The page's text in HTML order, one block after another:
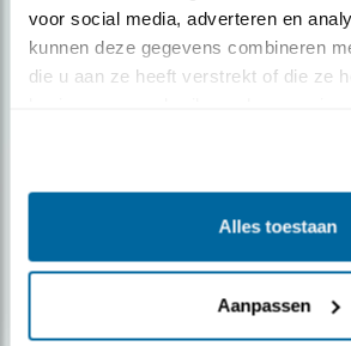
voor social media, adverteren en
kunnen deze gegevens combineren
die u aan ze heeft verstrekt of die ze
Alles toestaan
Aanpassen
Volg ons via social media